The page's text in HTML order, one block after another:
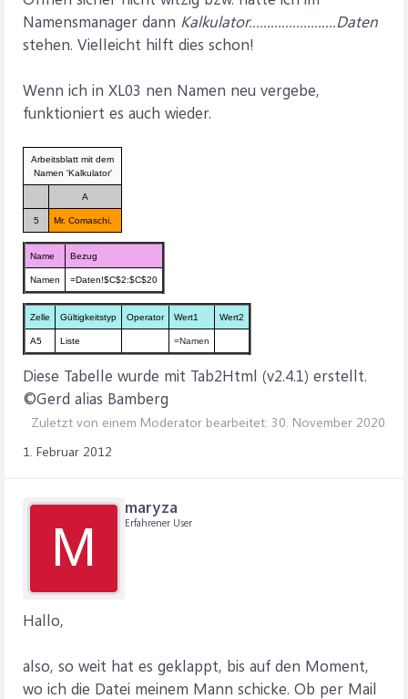
Namensmanager dann Kalkulator........................Daten
stehen. Vielleicht hilft dies schon!
Wenn ich in XL03 nen Namen neu vergebe,
funktioniert es auch wieder.
Arbeitsblatt mit dem
Namen 'Kalkulator'
A
5 Mr. Comaschi,
Name Bezug
Namen =Daten!$C$2:$C$20
Zelle Gültigkeitstyp Operator Wert1 Wert2
A5 Liste =Namen
Diese Tabelle wurde mit Tab2Html (v2.4.1) erstellt.
©Gerd alias Bamberg
Zuletzt von einem Moderator bearbeitet: 30. November 2020
1. Februar 2012
M
maryza
Erfahrener User
Hallo,
also, so weit hat es geklappt, bis auf den Moment,
wo ich die Datei meinem Mann schicke. Ob per Mail